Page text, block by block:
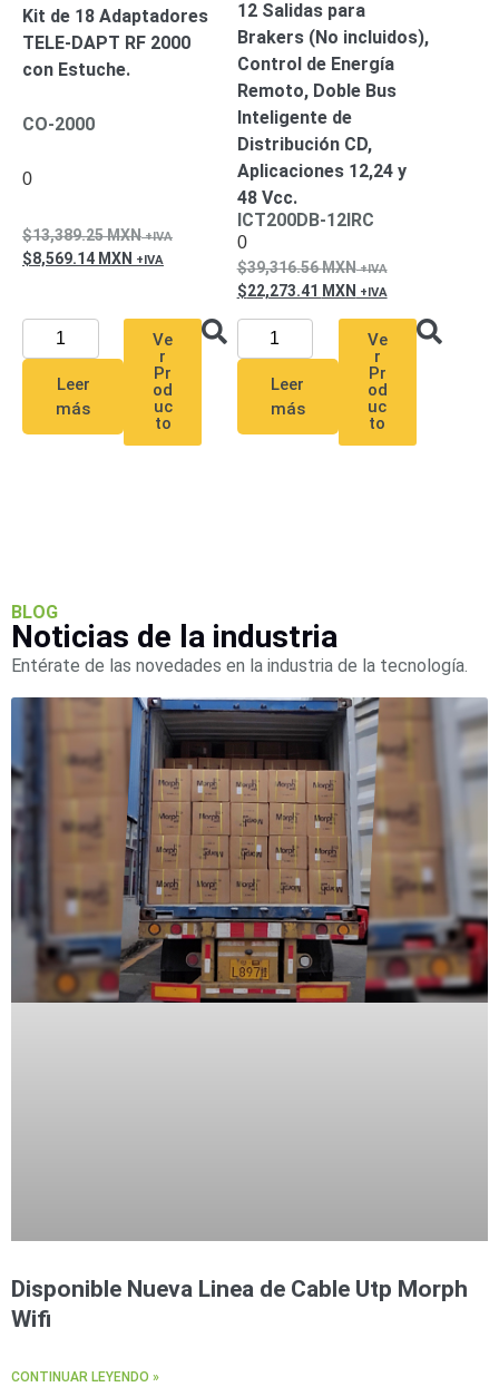
SAN /
eSATADiscos
Duros
(HDD)
SD Servidores
de
(SSD)
Software
VMS y
Analíticas
Dash
Cams y
Body
Cams
AccesoriosBody
Cams
(Portátiles)Cámaras
Móviles
Dash
Cams
Videoporteros
Interfonos
AccesoriosIntercomunicadoresVideoporteros
AnalógicosVideoporteros
IP
Kit de 18 Adaptadores
TELE-DAPT RF 2000
con Estuche.
CO-2000
0
13,389.25MXN
8,569.14 MXN
Leer
más
Ve
r
Pr
od
uc
to
12 Salidas para
Brakers (No incluidos),
Control de Energía
Remoto, Doble Bus
Inteligente de
Distribución CD,
Aplicaciones 12,24 y
48 Vcc.
ICT200DB-12IRC
0
39,316.56MXN
22,273.41 MXN
Leer
más
Ve
r
Pr
od
uc
to
BLOG
Noticias de la industria
Entérate de las novedades en la industria de la tecnología.
Disponible Nueva Linea de Cable Utp Morph
Wifi
CONTINUAR LEYENDO »